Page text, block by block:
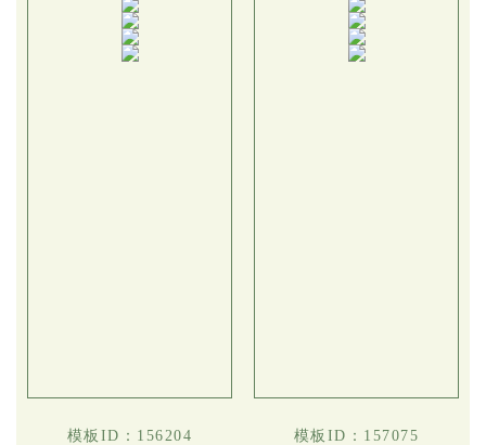
模板ID：156204
模板ID：157075